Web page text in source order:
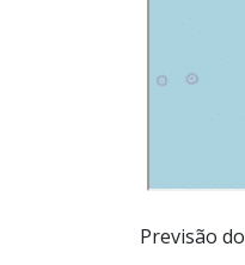
Previsão